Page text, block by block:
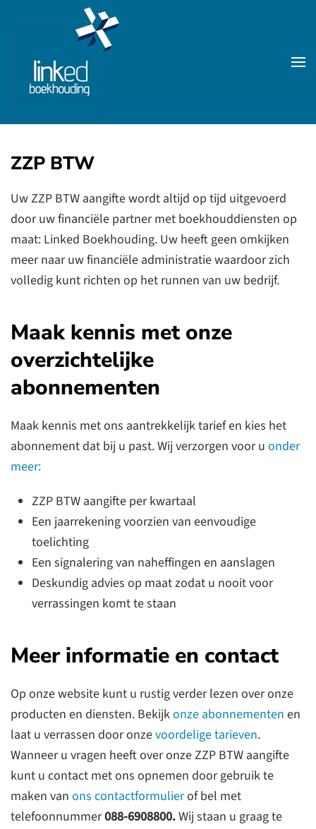
Skip to main content
ZZP BTW
Uw ZZP BTW aangifte wordt altijd op tijd uitgevoerd
door uw financiële partner met boekhouddiensten op
maat: Linked Boekhouding. Uw heeft geen omkijken
meer naar uw financiële administratie waardoor zich
volledig kunt richten op het runnen van uw bedrijf.
Maak kennis met onze
overzichtelijke
abonnementen
Maak kennis met ons aantrekkelijk tarief en kies het
abonnement dat bij u past. Wij verzorgen voor u onder
meer:
ZZP BTW aangifte per kwartaal
Een jaarrekening voorzien van eenvoudige
toelichting
Een signalering van naheffingen en aanslagen
Deskundig advies op maat zodat u nooit voor
verrassingen komt te staan
Meer informatie en contact
Op onze website kunt u rustig verder lezen over onze
producten en diensten. Bekijkonze abonnementen en
laat u verrassen door onzevoordelige tarieven.
Wanneer u vragen heeft over onze ZZP BTW aangifte
kunt u contact met ons opnemen door gebruik te
maken van ons contactformulierof bel met
telefoonnummer088-6908800.Wij staan u graag te